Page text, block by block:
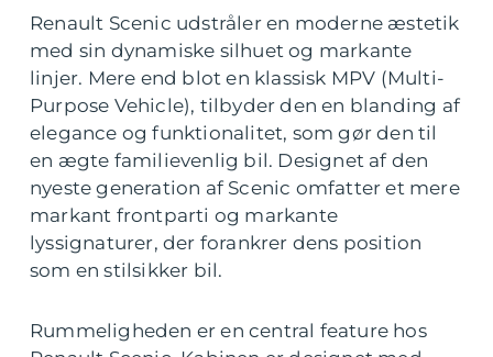
Renault Scenic udstråler en moderne æstetik
med sin dynamiske silhuet og markante
linjer. Mere end blot en klassisk MPV (Multi-
Purpose Vehicle), tilbyder den en blanding af
elegance og funktionalitet, som gør den til
en ægte familievenlig bil. Designet af den
nyeste generation af Scenic omfatter et mere
markant frontparti og markante
lyssignaturer, der forankrer dens position
som en stilsikker bil.
Rummeligheden er en central feature hos